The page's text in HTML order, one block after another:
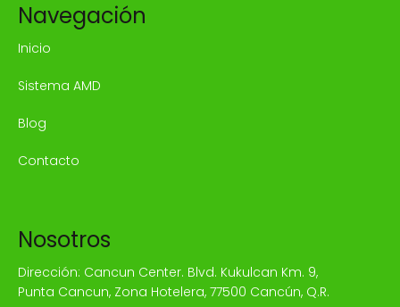
Navegación
Inicio
Sistema AMD
Blog
Contacto
Nosotros
Dirección: Cancun Center. Blvd. Kukulcan Km. 9,
Punta Cancun, Zona Hotelera, 77500 Cancún, Q.R.